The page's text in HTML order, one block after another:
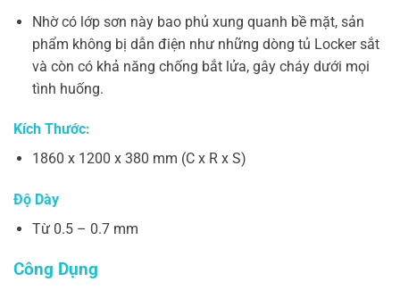
Nhờ có lớp sơn này bao phủ xung quanh bề mặt, sản
phẩm không bị dẫn điện như những dòng tủ Locker sắt
và còn có khả năng chống bắt lửa, gây cháy dưới mọi
tình huống.
Kích Thước:
1860 x 1200 x 380 mm (C x R x S)
Độ Dày
Từ 0.5 – 0.7 mm
Công Dụng